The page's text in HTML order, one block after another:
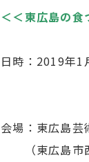
＜＜東広島の
日時：2019年1
午後
会場：東広島
（東広島市